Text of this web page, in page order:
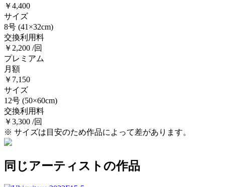
￥4,400
サイズ
8号 (41×32cm)
交換利用料
￥2,200 /回
プレミアム
月額
￥7,150
サイズ
12号 (50×60cm)
交換利用料
￥3,300 /回
※ サイズは目安のため作品によって差があります。
同じアーティストの作品